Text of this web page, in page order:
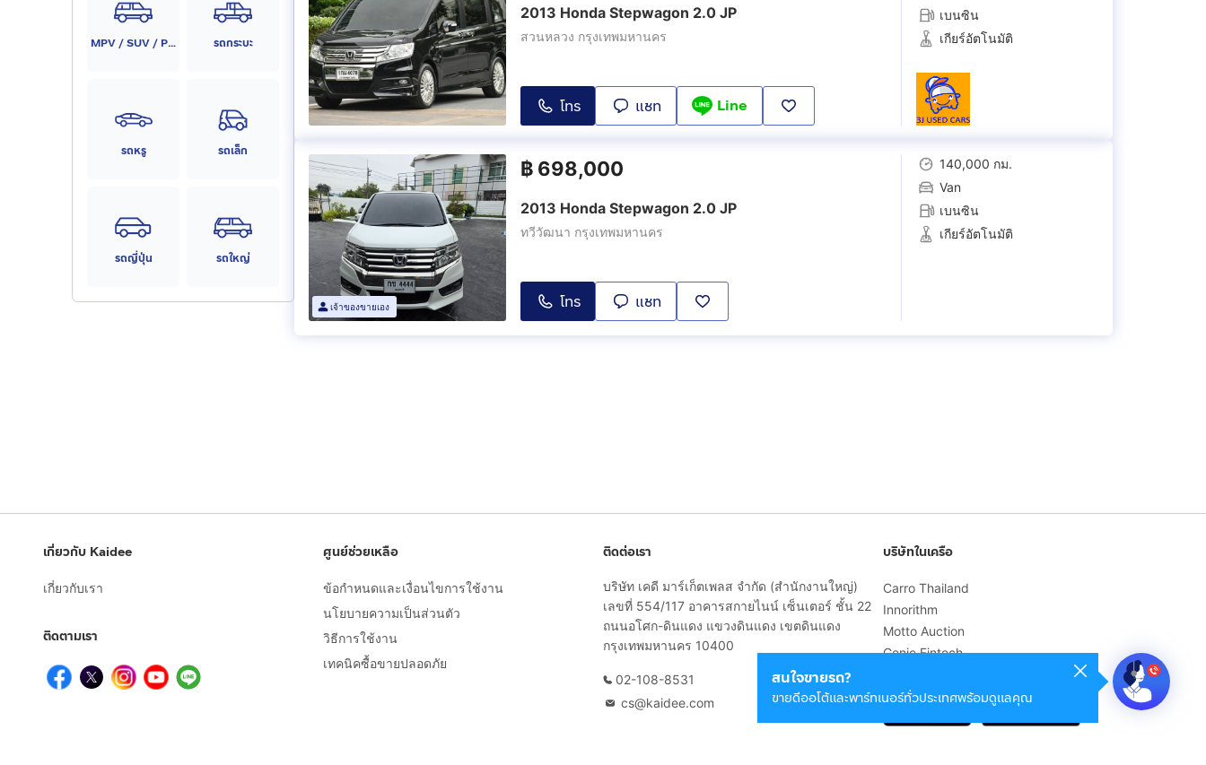
MPV / SUV / PPV รถกระบะ
รถหรู รถเล็ก
รถญี่ปุ่น รถใหญ่
2013 Honda Stepwagon 2.0 JP
สวนหลวง กรุงเทพมหานคร
โทร แชท Line
เบนซิน
เกียร์อัตโนมัติ
เจ้าของขายเอง
฿ 698,000
2013 Honda Stepwagon 2.0 JP
ทวีวัฒนา กรุงเทพมหานคร
โทร แชท
140,000 กม.
Van
เบนซิน
เกียร์อัตโนมัติ
สนใจขายรถ?
ขายดีออโต้และพาร์ทเนอร์ทั่วประเทศพร้อมดูแลคุณ
เกี่ยวกับ Kaidee
เกี่ยวกับเรา
ติดตามเรา
ศูนย์ช่วยเหลือ
ข้อกำหนดและเงื่อนไขการใช้งาน
นโยบายความเป็นส่วนตัว
วิธีการใช้งาน
เทคนิคซื้อขายปลอดภัย
ติดต่อเรา
บริษัท เคดี มาร์เก็ตเพลส จำกัด (สำนักงานใหญ่)
เลขที่ 554/117 อาคารสกายไนน์ เซ็นเตอร์ ชั้น 22
ถนนอโศก-ดินแดง แขวงดินแดง เขตดินแดง
กรุงเทพมหานคร 10400
02-108-8531
cs@kaidee.com
บริษัทในเครือ
Carro Thailand
Innorithm
Motto Auction
Genie Fintech